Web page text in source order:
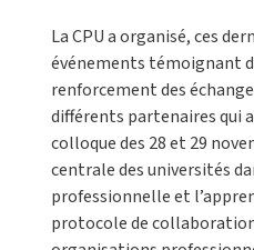
La CPU a organisé, ces
événements témoignant
renforcement des
différents partenaires qui
colloque des 28 et 29
centrale des universités
professionnelle et
protocole de